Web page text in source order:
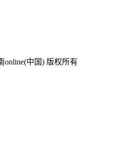
online(中国) 版权所有